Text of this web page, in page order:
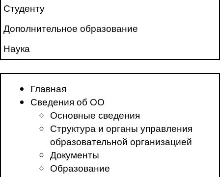
Студенту
Дополнительное образование
Наука
Главная
Сведения об ОО
Основные сведения
Структура и органы управления
образовательной организацией
Документы
Образование